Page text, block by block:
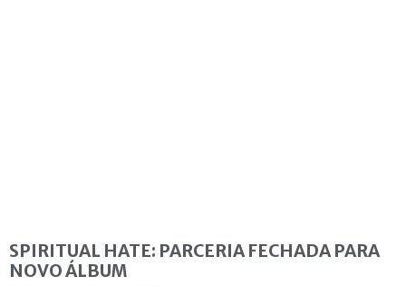
SPIRITUAL HATE: PARCERIA FECHADA PARA
NOVO ÁLBUM